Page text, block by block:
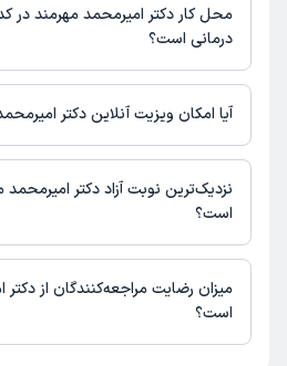
نشده است.
محل کار دکتر امیرمحمد مهرمند در
درمانی است؟
اطلاعاتی درباره محل فعالیت دکتر امیرمحمد
نیست.
آیا امکان ویزیت آنلاین دکتر
در حال حاضر اطلاعاتی درباره ارائه ویزیت
در دسترس نیست. برای دریافت اطلاعات
نزدیک‌ترین نوبت آزاد دکتر
است؟
زمان نوبت‌دهی و پذیرش بیماران با
میزان رضایت مراجعه‌کنندگان از
است؟